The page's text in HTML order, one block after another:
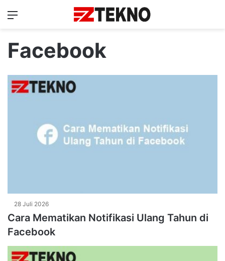
Facebook
28 Juli 2026
Cara Mematikan Notifikasi Ulang Tahun di
Facebook